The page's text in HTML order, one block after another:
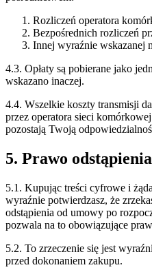
Rozliczeń operatora
Bezpośrednich rozliczeń
Innej wyraźnie wskazanej
4.3. Opłaty są pobierane jako
wskazano inaczej.
4.4. Wszelkie koszty transmisji
przez operatora sieci
pozostają Twoją
5. Prawo
5.1. Kupując treści cyfrowe i
wyraźnie potwierdzasz, że
odstąpienia od umowy po
pozwala na to obowiązujące
5.2. To zrzeczenie się jest
przed dokonaniem zakupu.